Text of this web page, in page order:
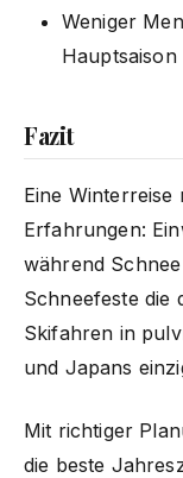
Weniger
Hauptsaison
Fazit
Eine
Erfahrungen:
während
Schneefeste die
Skifahren in
und Japans
Mit richtiger
die beste